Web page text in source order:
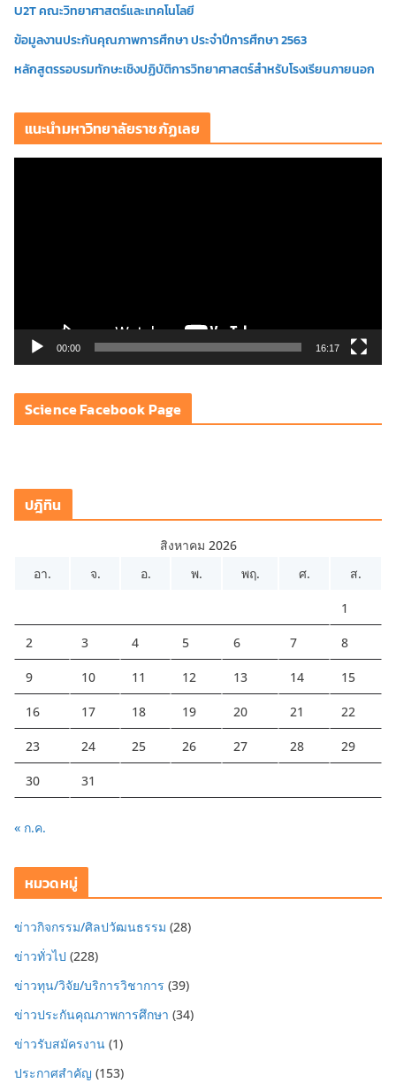
U2T คณะวิทยาศาสตร์และเทคโนโลยี
ข้อมูลงานประกันคุณภาพการศึกษา ประจำปีการศึกษา 2563
หลักสูตรรอบรมทักษะเชิงปฏิบัติการวิทยาศาสตร์สำหรับโรงเรียนภายนอก
แนะนำมหาวิทยาลัยราชภัฏเลย
ดี
00:00 16:17
Science Facebook Page
ปฎิทิน
สิงหาคม 2026
อา.
จ. อ. พ. พฤ. ศ. ส.
1
2 3 4 5 6 7 8
9 10 11 12 13 14 15
16 17 18 19 20 21 22
23 24 25 26 27 28 29
30 31
« ก.ค.
หมวดหมู่
ข่าวกิจกรรม/ศิลปวัฒนธรรม (28)
ข่าวทั่วไป (228)
ข่าวทุน/วิจัย/บริการวิชาการ (39)
ข่าวประกันคุณภาพการศึกษา (34)
ข่าวรับสมัครงาน (1)
ประกาศสำคัญ (153)